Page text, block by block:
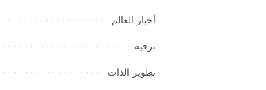
أخبار العالم
ترفيه
تطوير الذات